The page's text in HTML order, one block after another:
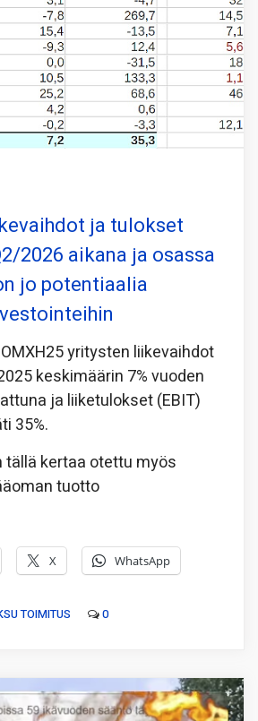
ja tulokset
2026 aikana ja osassa
jo potentiaalia
yritysten liikevaihdot
keskimäärin 7% vuoden
ja liiketulokset (EBIT)
35%.
tällä kertaa otettu myös
tuotto
X WhatsApp
TOIMITUS 0